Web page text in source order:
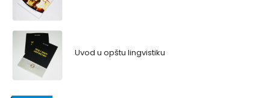
Uvod u opštu lingvistiku